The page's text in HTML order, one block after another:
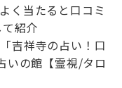
く当たると口コミ
紹介
吉祥寺の占い！口
いの館【霊視/タロ